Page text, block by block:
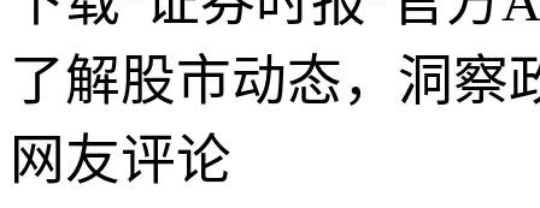
了解股市动态，洞察
网友评论